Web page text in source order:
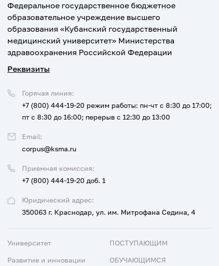
Федеральное государственное бюджетное
образовательное учреждение высшего
образования «Кубанский государственный
медицинский университет» Министерства
здравоохранения Российской Федерации
Реквизиты
Юридический адрес:
350063 г. Краснодар, ул. им. Митрофана Седина, 4
Приемная комиссия:
+7 (800) 444-19-20 доб. 1
Горячая линия:
+7 (800) 444-19-20 режим работы: пн-чт с 8:30 до 17:00;
пт с 8:30 до 16:00; перерыв с 12:30 до 13:00
Email:
corpus@ksma.ru
Университет
Развитие и инновации
ПОСТУПАЮЩИМ
ОБУЧАЮЩИМСЯ